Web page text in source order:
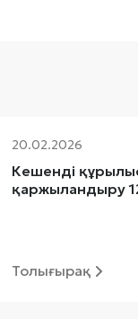
20.02.2026
Кешенді
қаржыландыру
Толығырақ